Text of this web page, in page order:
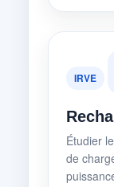
IRVE
Étudier
de